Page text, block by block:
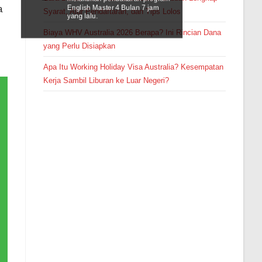
Syarat, Alur Pendaftaran, dan Tips Lolos
Biaya WHV Australia 2026 Berapa? Ini Rincian Dana
yang Perlu Disiapkan
Apa Itu Working Holiday Visa Australia? Kesempatan
Kerja Sambil Liburan ke Luar Negeri?
English Master 4 Bulan 7 jam
yang lalu.